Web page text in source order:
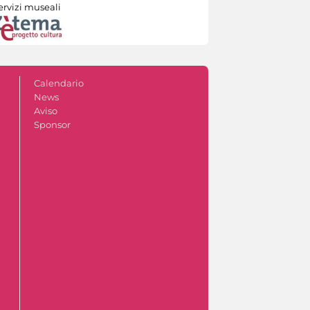
museali
Calendario
News
Aviso
Sponsor